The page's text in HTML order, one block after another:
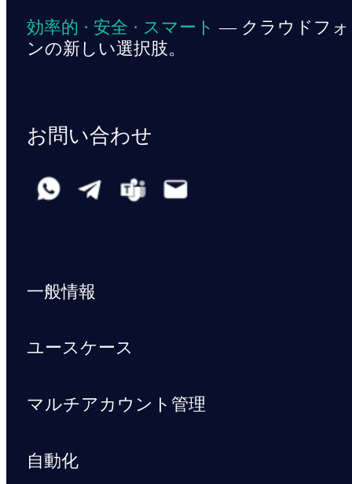
効率的 · 安全 · スマート — クラウドフォ
ンの新しい選択肢。
お問い合わせ
一般情報
ユースケース
マルチアカウント管理
自動化